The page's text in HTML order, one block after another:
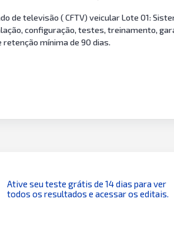
televisão ( CFTV) veicular Lote 01:
configuração, testes, treinamento,
retenção mínima de 90 dias.
Ative seu teste grátis de 14 dias para ver
todos os resultados e acessar os editais.